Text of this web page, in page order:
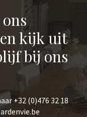
kijk uit
bij ons
+32 (0)476 32 18